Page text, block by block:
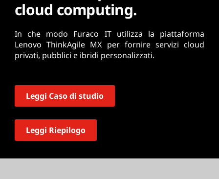
cloud computing.
In che modo Furaco IT utilizza la piattaforma
Lenovo ThinkAgile MX per fornire servizi cloud
privati, pubblici e ibridi personalizzati.
Leggi Caso di studio
Leggi Riepilogo